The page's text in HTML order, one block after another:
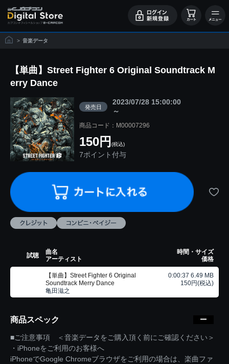
> 音楽データ
【単曲】Street Fighter 6 Original Soundtrack M
erry Dance
発売日
2023/07/28 15:00:00
～
商品コード：M00007296
150円 (税込)
7ポイント付与
試聴
曲名
アーティスト
時間・サイズ
価格
【単曲】Street Fighter 6 Original
Soundtrack Merry Dance
亀田滋之
0:00:37 6.49 MB
150円(税込)
商品スペック
■ご注意事項 ＜音楽データをご購入頂く前にご確認ください＞
・iPhoneをご利用のお客様へ
iPhoneでGoogle Chromeブラウザをご利用の場合は、楽曲ファ